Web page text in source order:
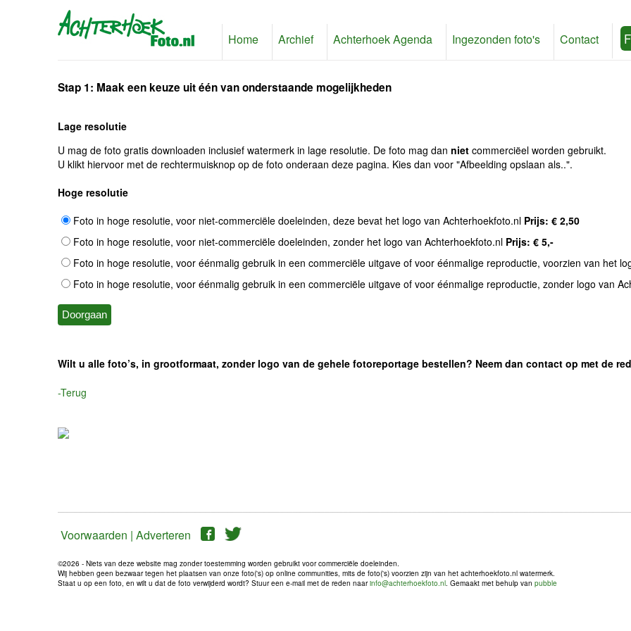
Home Archief Achterhoek Agenda Ingezonden foto's Contact
Stap 1: Maak een keuze uit één van onderstaande mogelijkheden
Lage resolutie
U mag de foto gratis downloaden inclusief watermerk in lage resolutie. De foto mag dan niet commerciëel worden gebruikt.
U klikt hiervoor met de rechtermuisknop op de foto onderaan deze pagina. Kies dan voor "Afbeelding opslaan als..".
Hoge resolutie
Foto in hoge resolutie, voor niet-commerciële doeleinden, deze bevat het logo van Achterhoekfoto.nl Prijs: € 2,50
Foto in hoge resolutie, voor niet-commerciële doeleinden, zonder het logo van Achterhoekfoto.nl Prijs: € 5,-
Foto in hoge resolutie, voor éénmalig gebruik in een commerciële uitgave of voor éénmalige reproductie, voorzien van het
Foto in hoge resolutie, voor éénmalig gebruik in een commerciële uitgave of voor éénmalige reproductie, zonder logo van
Wilt u alle foto’s, in grootformaat, zonder logo van de gehele fotoreportage bestellen? Neem dan contact op met de
-Terug
Voorwaarden | Adverteren
©2026 - Niets van deze website mag zonder toestemming worden gebruikt voor commerciële doeleinden.
Wij hebben geen bezwaar tegen het plaatsen van onze foto('s) op online communities, mits de foto('s) voorzien zijn van het achterhoekfoto.nl watermerk.
Staat u op een foto, en wilt u dat de foto verwijderd wordt? Stuur een e-mail met de reden naarinfo@achterhoekfoto.nl. Gemaakt met behulp van pubble